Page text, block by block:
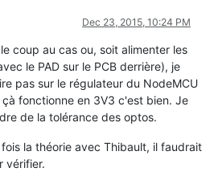
Dec 23, 2015, 10:24 PM
coup au cas ou, soit alimenter les
le PAD sur le PCB derrière), je
pas sur le régulateur du NodeMCU
fonctionne en 3V3 c'est bien. Je
de la tolérance des optos.
la théorie avec Thibault, il faudrait
vérifier.